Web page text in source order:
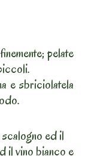
pelate
e sbriciolatela
ed il
il vino bianco e